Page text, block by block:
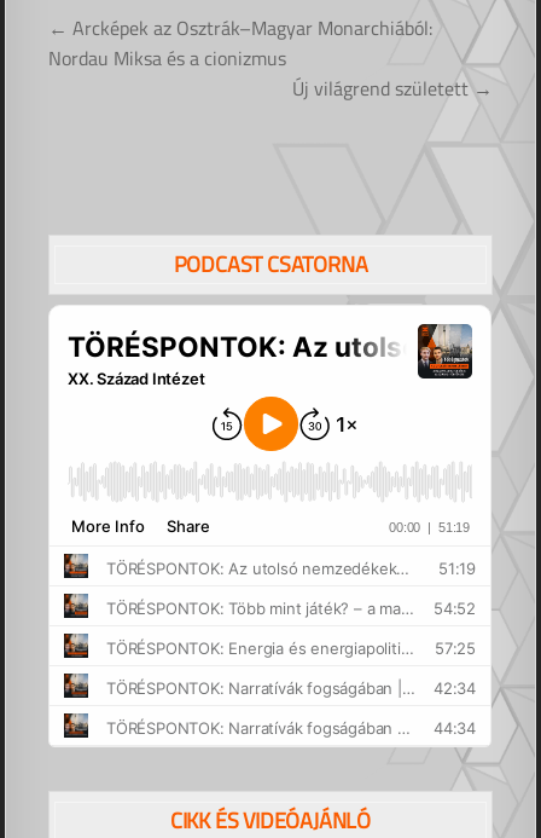
Bejegyzés
navigáció
← Arcképek az Osztrák–Magyar Monarchiából:
Nordau Miksa és a cionizmus
Új világrend született →
PODCAST CSATORNA
CIKK ÉS VIDEÓAJÁNLÓ